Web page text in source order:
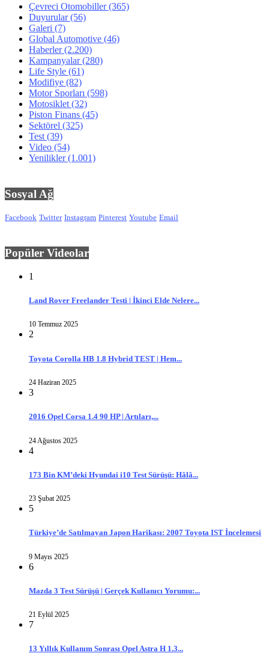
Çevreci Otomobiller(365)
Duyurular(56)
Galeri (7)
Global Automotive (46)
Haberler(2.200)
Kampanyalar(280)
Life Style (61)
Modifiye (82)
Motor Sporları (598)
Motosiklet (32)
Piston Finans (45)
Sektörel (325)
Test (39)
Video (54)
Yenilikler(1.001)
Sosyal Ağ
Facebook Twitter Instagram Pinterest Youtube Email
Popüler Videolar
1
Land Rover Freelander Testi | İkinci Elde Nelere...
10 Temmuz 2025
2
Toyota Corolla HB 1.8 Hybrid TEST | Hem...
24 Haziran 2025
3
2016 Opel Corsa 1.4 90 HP | Artıları,...
24 Ağustos 2025
4
173 Bin KM’deki Hyundai i10 Test Sürüşü: Hâlâ...
23 Şubat 2025
5
Türkiye’de Satılmayan Japon Harikası: 2007 Toyota IST İncelemesi
9 Mayıs 2025
6
Mazda 3 Test Sürüşü | Gerçek Kullanıcı Yorumu:...
21 Eylül 2025
7
13 Yıllık Kullanım Sonrası Opel Astra H 1.3...